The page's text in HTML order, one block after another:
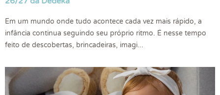
Em um mundo onde tudo acontece cada vez mais rápido, a
infância continua seguindo seu próprio ritmo. É nesse tempo
feito de descobertas, brincadeiras, imagi...